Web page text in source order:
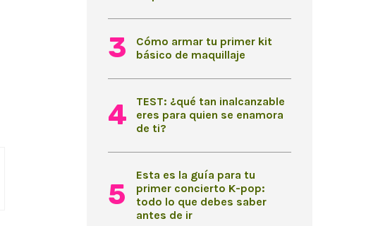
Cómo armar tu primer kit
básico de maquillaje
TEST: ¿qué tan inalcanzable
eres para quien se enamora
de ti?
Esta es la guía para tu
primer concierto K-pop:
todo lo que debes saber
antes de ir